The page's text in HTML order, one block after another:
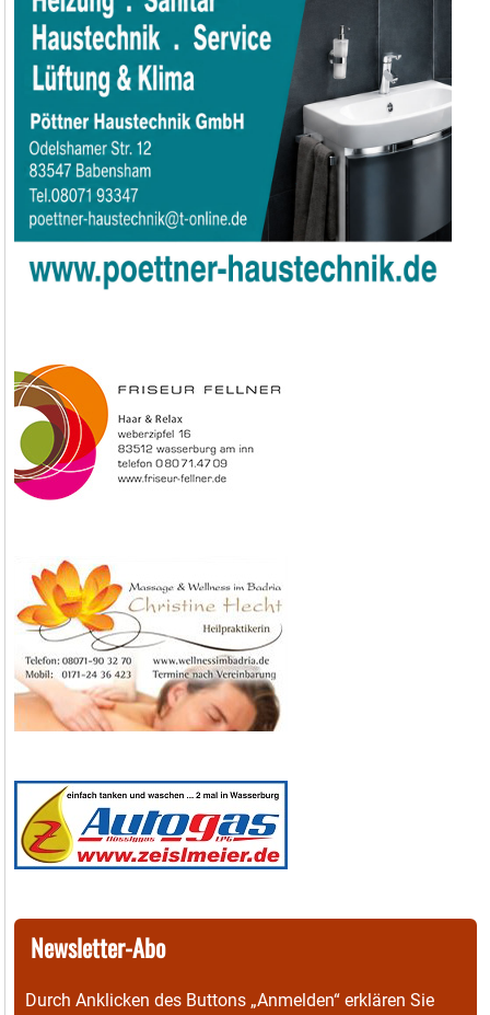
Newsletter-Abo
Durch Anklicken des Buttons „Anmelden“ erklären Sie